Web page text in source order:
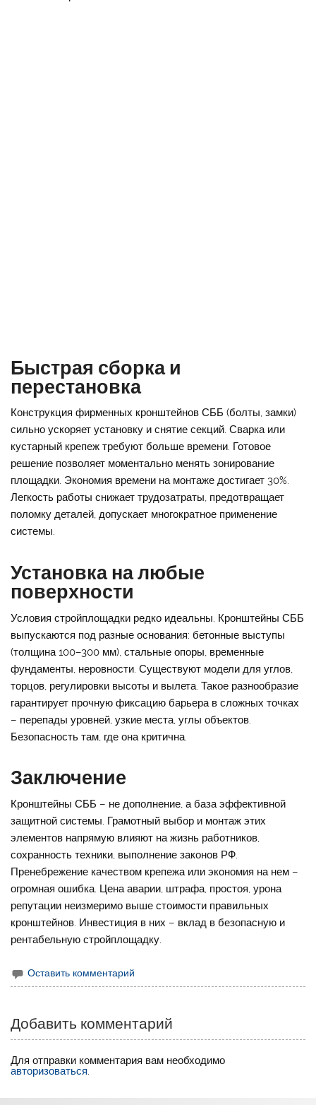
Быстрая сборка и
перестановка
Конструкция фирменных кронштейнов СББ (болты, замки)
сильно ускоряет установку и снятие секций. Сварка или
кустарный крепеж требуют больше времени. Готовое
решение позволяет моментально менять зонирование
площадки. Экономия времени на монтаже достигает 30%.
Легкость работы снижает трудозатраты, предотвращает
поломку деталей, допускает многократное применение
системы.
Установка на любые
поверхности
Условия стройплощадки редко идеальны. Кронштейны СББ
выпускаются под разные основания: бетонные выступы
(толщина 100–300 мм), стальные опоры, временные
фундаменты, неровности. Существуют модели для углов,
торцов, регулировки высоты и вылета. Такое разнообразие
гарантирует прочную фиксацию барьера в сложных точках
– перепады уровней, узкие места, углы объектов.
Безопасность там, где она критична.
Заключение
Кронштейны СББ – не дополнение, а база эффективной
защитной системы. Грамотный выбор и монтаж этих
элементов напрямую влияют на жизнь работников,
сохранность техники, выполнение законов РФ.
Пренебрежение качеством крепежа или экономия на нем –
огромная ошибка. Цена аварии, штрафа, простоя, урона
репутации неизмеримо выше стоимости правильных
кронштейнов. Инвестиция в них – вклад в безопасную и
рентабельную стройплощадку.
Оставить комментарий
Добавить комментарий
Для отправки комментария вам необходимо
авторизоваться.